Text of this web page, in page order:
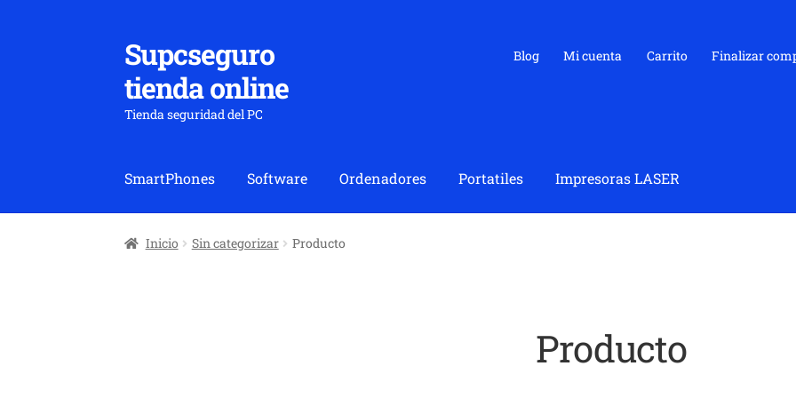
Ir
a
la
navegación
Ir
al
contenido
Supcseguro
tienda online
Tienda seguridad del PC
Blog Mi cuenta Carrito Finalizar
SmartPhones Software Ordenadores Portatiles Impresoras LASER
Inicio Sin categorizar Producto
Producto